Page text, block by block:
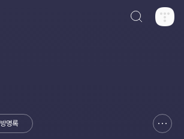
방명록